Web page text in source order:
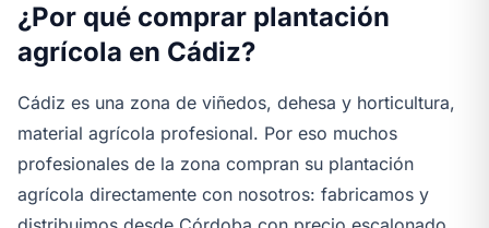
¿Por qué comprar plantación
agrícola en Cádiz?
Cádiz es una zona de viñedos, dehesa y horticultura,
material agrícola profesional. Por eso muchos
profesionales de la zona compran su plantación
agrícola directamente con nosotros: fabricamos y